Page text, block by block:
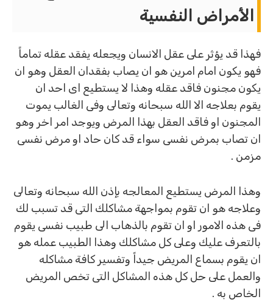
الأمراض النفسية
فهذا قد يؤثر على عقل الانسان ويجعله يفقد عقله تماماً
فهو يكون امام امرين هو ان يصاب بفقدان العقل وهو ان
يكون مجنون فاقد عقله وهذا لا يستطيع اى احد ان
يقوم بعلاجه الا الله سبحانه وتعالى وفى الغالب يموت
المجنون او فاقد العقل بهذا المرض ويوجد امر اخر وهو
ان تصاب بمرض نفسى سواء قد كان حاد او مرض نفسى
مزمن .
وهذا المرض يستطيع المعالجه بإذن الله سبحانه وتعالى
وعلاجه هو ان تقوم بمواجهة مشاكلك التى قد تسبب لك
فى هذه الامور او ان تقوم بالذهاب الى طبيب نفسى يقوم
بالتعرف عليك وعلى كل مشاكلك وهذا الطبيب عمله هو
ان يقوم بسماع المريض جيداً وتفسير كافة مشاكله
والعمل على حل كل هذه المشاكل التى تخص المريض
الخاص به .